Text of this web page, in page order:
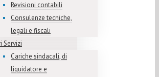
Revisioni contabili
Consulenze tecniche,
legali e fiscali
Servizi
Cariche sindacali, di
liquidatore e